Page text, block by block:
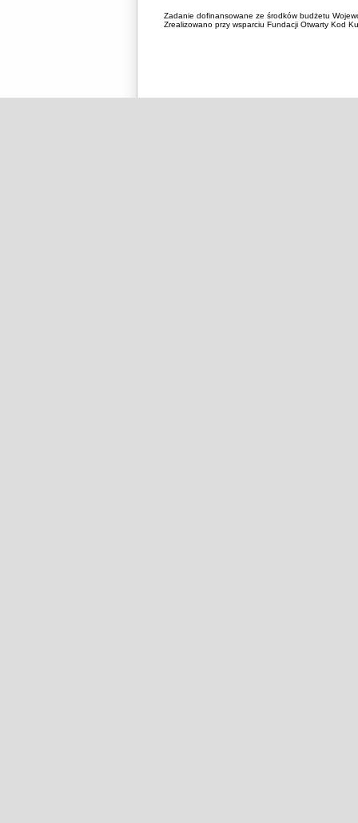
Zadanie dofinansowane ze środków budżetu
Zrealizowano przy wsparciu Fundacji Otwarty Kod